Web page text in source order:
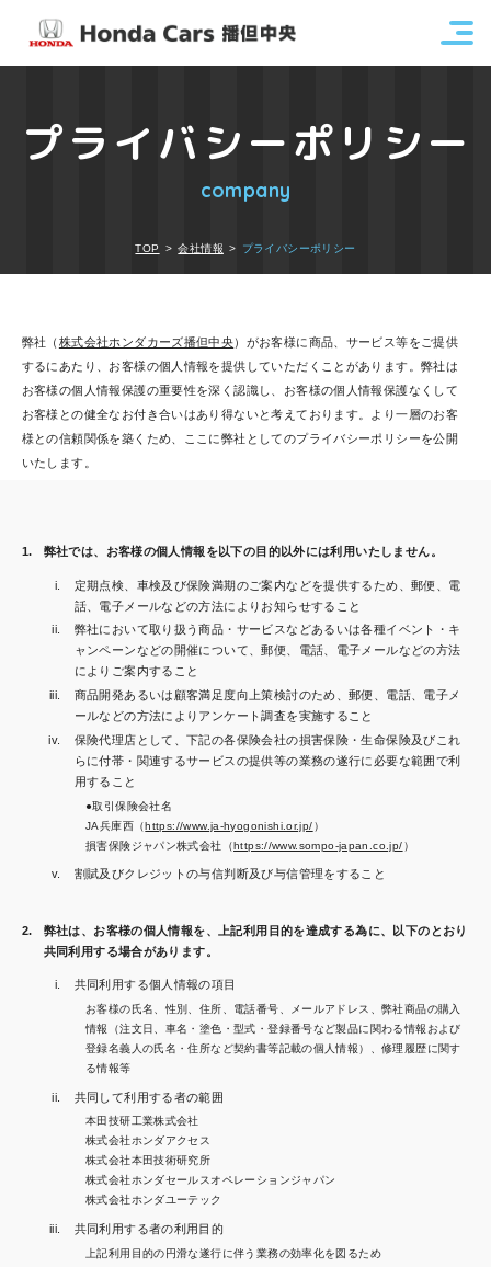
プライバシーポリシー
company
TOP 会社情報 プライバシーポリシー
弊社（ 株式会社ホンダカーズ播但中央）がお客様に商品、サービス等をご提供
するにあたり、お客様の個人情報を提供していただくことがあります。弊社は
お客様の個人情報保護の重要性を深く認識し、お客様の個人情報保護なくして
お客様との健全なお付き合いはあり得ないと考えております。より一層のお客
様との信頼関係を築くため、ここに弊社としてのプライバシーポリシーを公開
いたします。
弊社では、お客様の個人情報を以下の目的以外には利用いたしません。
定期点検、車検及び保険満期のご案内などを提供するため、郵便、電
話、電子メールなどの方法によりお知らせすること
弊社において取り扱う商品・サービスなどあるいは各種イベント・キ
ャンペーンなどの開催について、郵便、電話、電子メールなどの方法
によりご案内すること
商品開発あるいは顧客満足度向上策検討のため、郵便、電話、電子メ
ールなどの方法によりアンケート調査を実施すること
保険代理店として、下記の各保険会社の損害保険・生命保険及びこれ
らに付帯・関連するサービスの提供等の業務の遂行に必要な範囲で利
用すること
取引保険会社名
JA兵庫西（https://www.ja-hyogonishi.or.jp/）
損害保険ジャパン株式会社（https://www.sompo-japan.co.jp/）
割賦及びクレジットの与信判断及び与信管理をすること
弊社は、お客様の個人情報を、上記利用目的を達成する為に、以下のとおり
共同利用する場合があります。
共同利用する個人情報の項目
お客様の氏名、性別、住所、電話番号、メールアドレス、弊社商品の購入
情報（注文日、車名・塗色・型式・登録番号など製品に関わる情報および
登録名義人の氏名・住所など契約書等記載の個人情報）、修理履歴に関す
る情報等
共同して利用する者の範囲
本田技研工業株式会社
株式会社ホンダアクセス
株式会社本田技術研究所
株式会社ホンダセールスオペレーションジャパン
株式会社ホンダユーテック
共同利用する者の利用目的
上記利用目的の円滑な遂行に伴う業務の効率化を図るため